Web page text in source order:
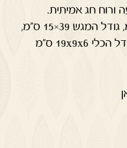
חג אמיתית.